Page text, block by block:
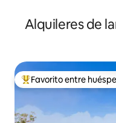
Alquileres de
Favorito entre los
Favorito entre